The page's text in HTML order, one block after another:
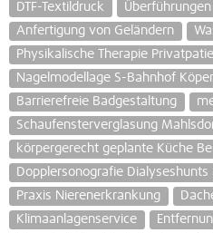
DTF-Textildruck
Anfertigung von Geländern
Physikalische Therapie
Nagelmodellage S-Bahnhof
Barrierefreie Badgestaltung
Schaufensterverglasung
körpergerecht geplante Küche
Dopplersonografie Dialyseshunts
Praxis Nierenerkrankung
Klimaanlagenservice